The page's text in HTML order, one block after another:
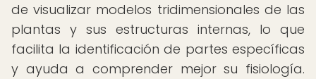
de visualizar modelos tridimensionales de las
plantas y sus estructuras internas, lo que
facilita la identificación de partes específicas
y ayuda a comprender mejor su fisiología.